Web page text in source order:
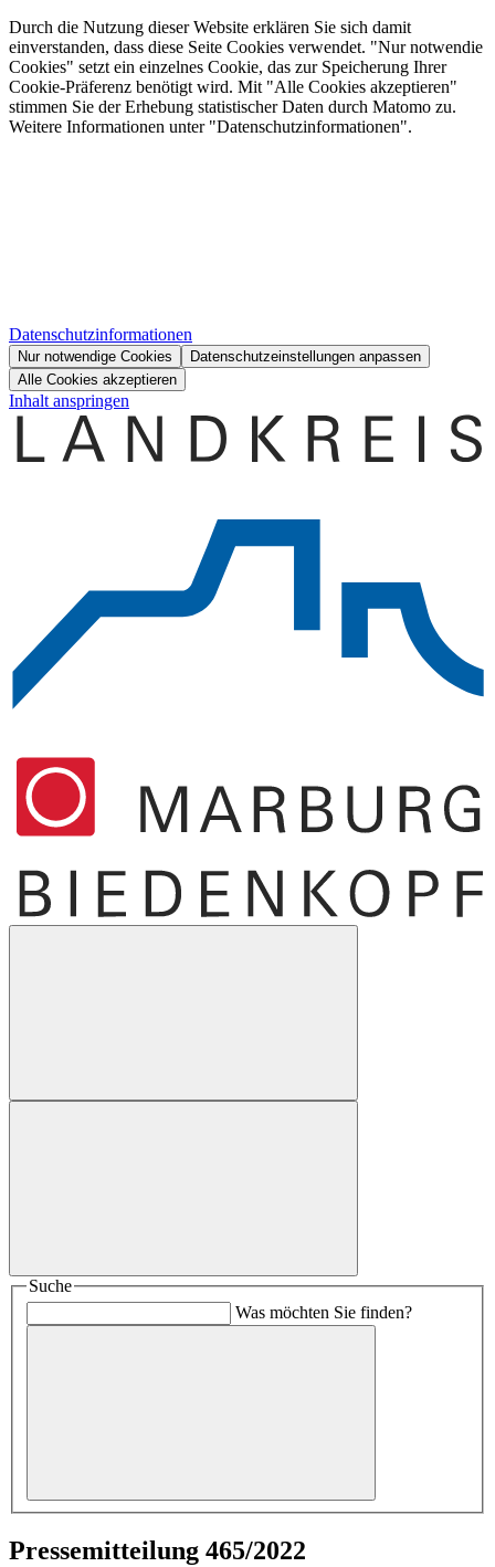
Durch die Nutzung dieser Website erklären Sie sich damit
einverstanden, dass diese Seite Cookies verwendet. "Nur notwendie
Cookies" setzt ein einzelnes Cookie, das zur Speicherung Ihrer
Cookie-Präferenz benötigt wird. Mit "Alle Cookies akzeptieren"
stimmen Sie der Erhebung statistischer Daten durch Matomo zu.
Weitere Informationen unter "Datenschutzinformationen".
Datenschutzinformationen
Nur notwendige Cookies
Datenschutzeinstellungen anpassen
Alle Cookies akzeptieren
Inhalt anspringen
Suche
Was möchten Sie finden?
Pressemitteilung 465/2022